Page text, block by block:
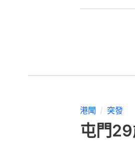
港聞 突發
屯門